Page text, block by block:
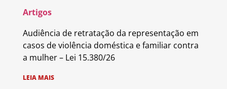
Artigos
Audiência de retratação da representação em
casos de violência doméstica e familiar contra
a mulher – Lei 15.380/26
LEIA MAIS